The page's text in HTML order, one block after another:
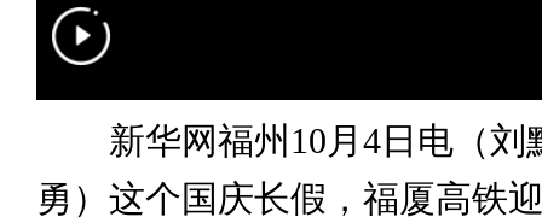
新华网福州10月4日电（刘
勇）这个国庆长假，福厦高铁